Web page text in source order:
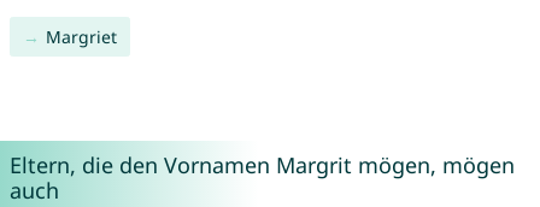
Margriet
Eltern, die den Vornamen Margrit mögen, mögen
auch